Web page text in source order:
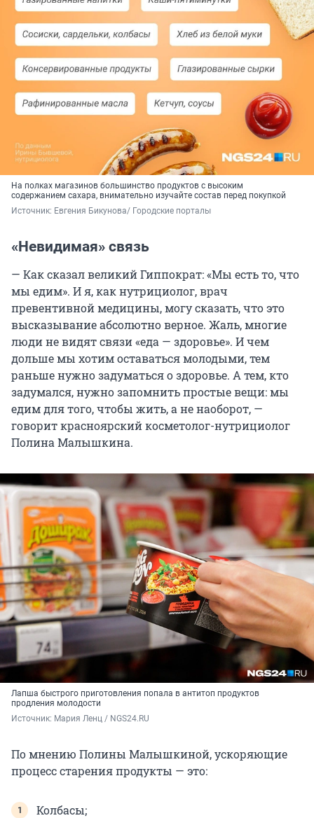
На полках магазинов большинство продуктов с высоким
содержанием сахара, внимательно изучайте состав перед покупкой
Источник: Евгения Бикунова/ Городские порталы
«Невидимая» связь
— Как сказал великий Гиппократ: «Мы есть то, что
мы едим». И я, как нутрициолог, врач
превентивной медицины, могу сказать, что это
высказывание абсолютно верное. Жаль, многие
люди не видят связи «еда — здоровье». И чем
дольше мы хотим оставаться молодыми, тем
раньше нужно задуматься о здоровье. А тем, кто
задумался, нужно запомнить простые вещи: мы
едим для того, чтобы жить, а не наоборот, —
говорит красноярский косметолог-нутрициолог
Полина Малышкина.
Лапша быстрого приготовления попала в антитоп продуктов
продления молодости
Источник: Мария Ленц / NGS24.RU
По мнению Полины Малышкиной, ускоряющие
процесс старения продукты — это:
Колбасы;